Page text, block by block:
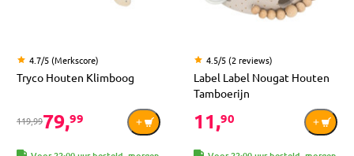
4.7/5 (Merkscore)
Tryco Houten Klimboog
119,9979,99
4.5/5 (2 reviews)
Label Label Nougat Houten
Tamboerijn
11,90